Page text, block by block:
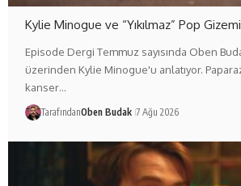
Kylie Minogue ve “Yıkılmaz” Pop Gizemi
Episode Dergi Temmuz sayısında Oben
üzerinden Kylie Minogue'u anlatıyor.
kanser…
TarafındanOben Budak 7 Ağu 2026